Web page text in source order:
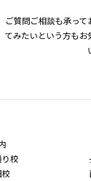
ご質問ご相談も承っ
てみたいという方も
校